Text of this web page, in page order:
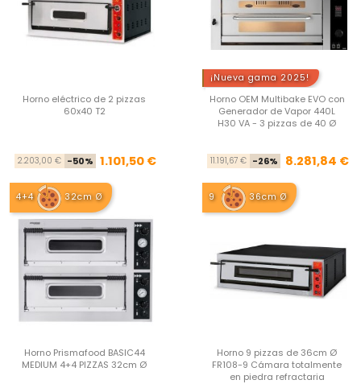
Horno eléctrico de 2 pizzas
60x40 T2
Precio base
2.203,00 € -50% Precio
1.101,50 €
¡Nueva gama 2025!
Horno OEM Multibake EVO con
Generador de Vapor 440L
H30 VA - 3 pizzas de 40 Ø
11.191,67 € -26% 8.281,84 €
4+4 32cm Ø
Horno Prismafood BASIC44
MEDIUM 4+4 PIZZAS 32cm Ø
9 36cm Ø
Horno 9 pizzas de 36cm Ø
FR108-9 Cámara totalmente
en piedra refractaria